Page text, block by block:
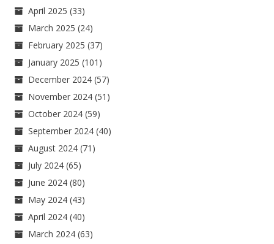
April 2025 (33)
March 2025 (24)
February 2025 (37)
January 2025 (101)
December 2024 (57)
November 2024 (51)
October 2024 (59)
September 2024 (40)
August 2024 (71)
July 2024 (65)
June 2024 (80)
May 2024 (43)
April 2024 (40)
March 2024 (63)